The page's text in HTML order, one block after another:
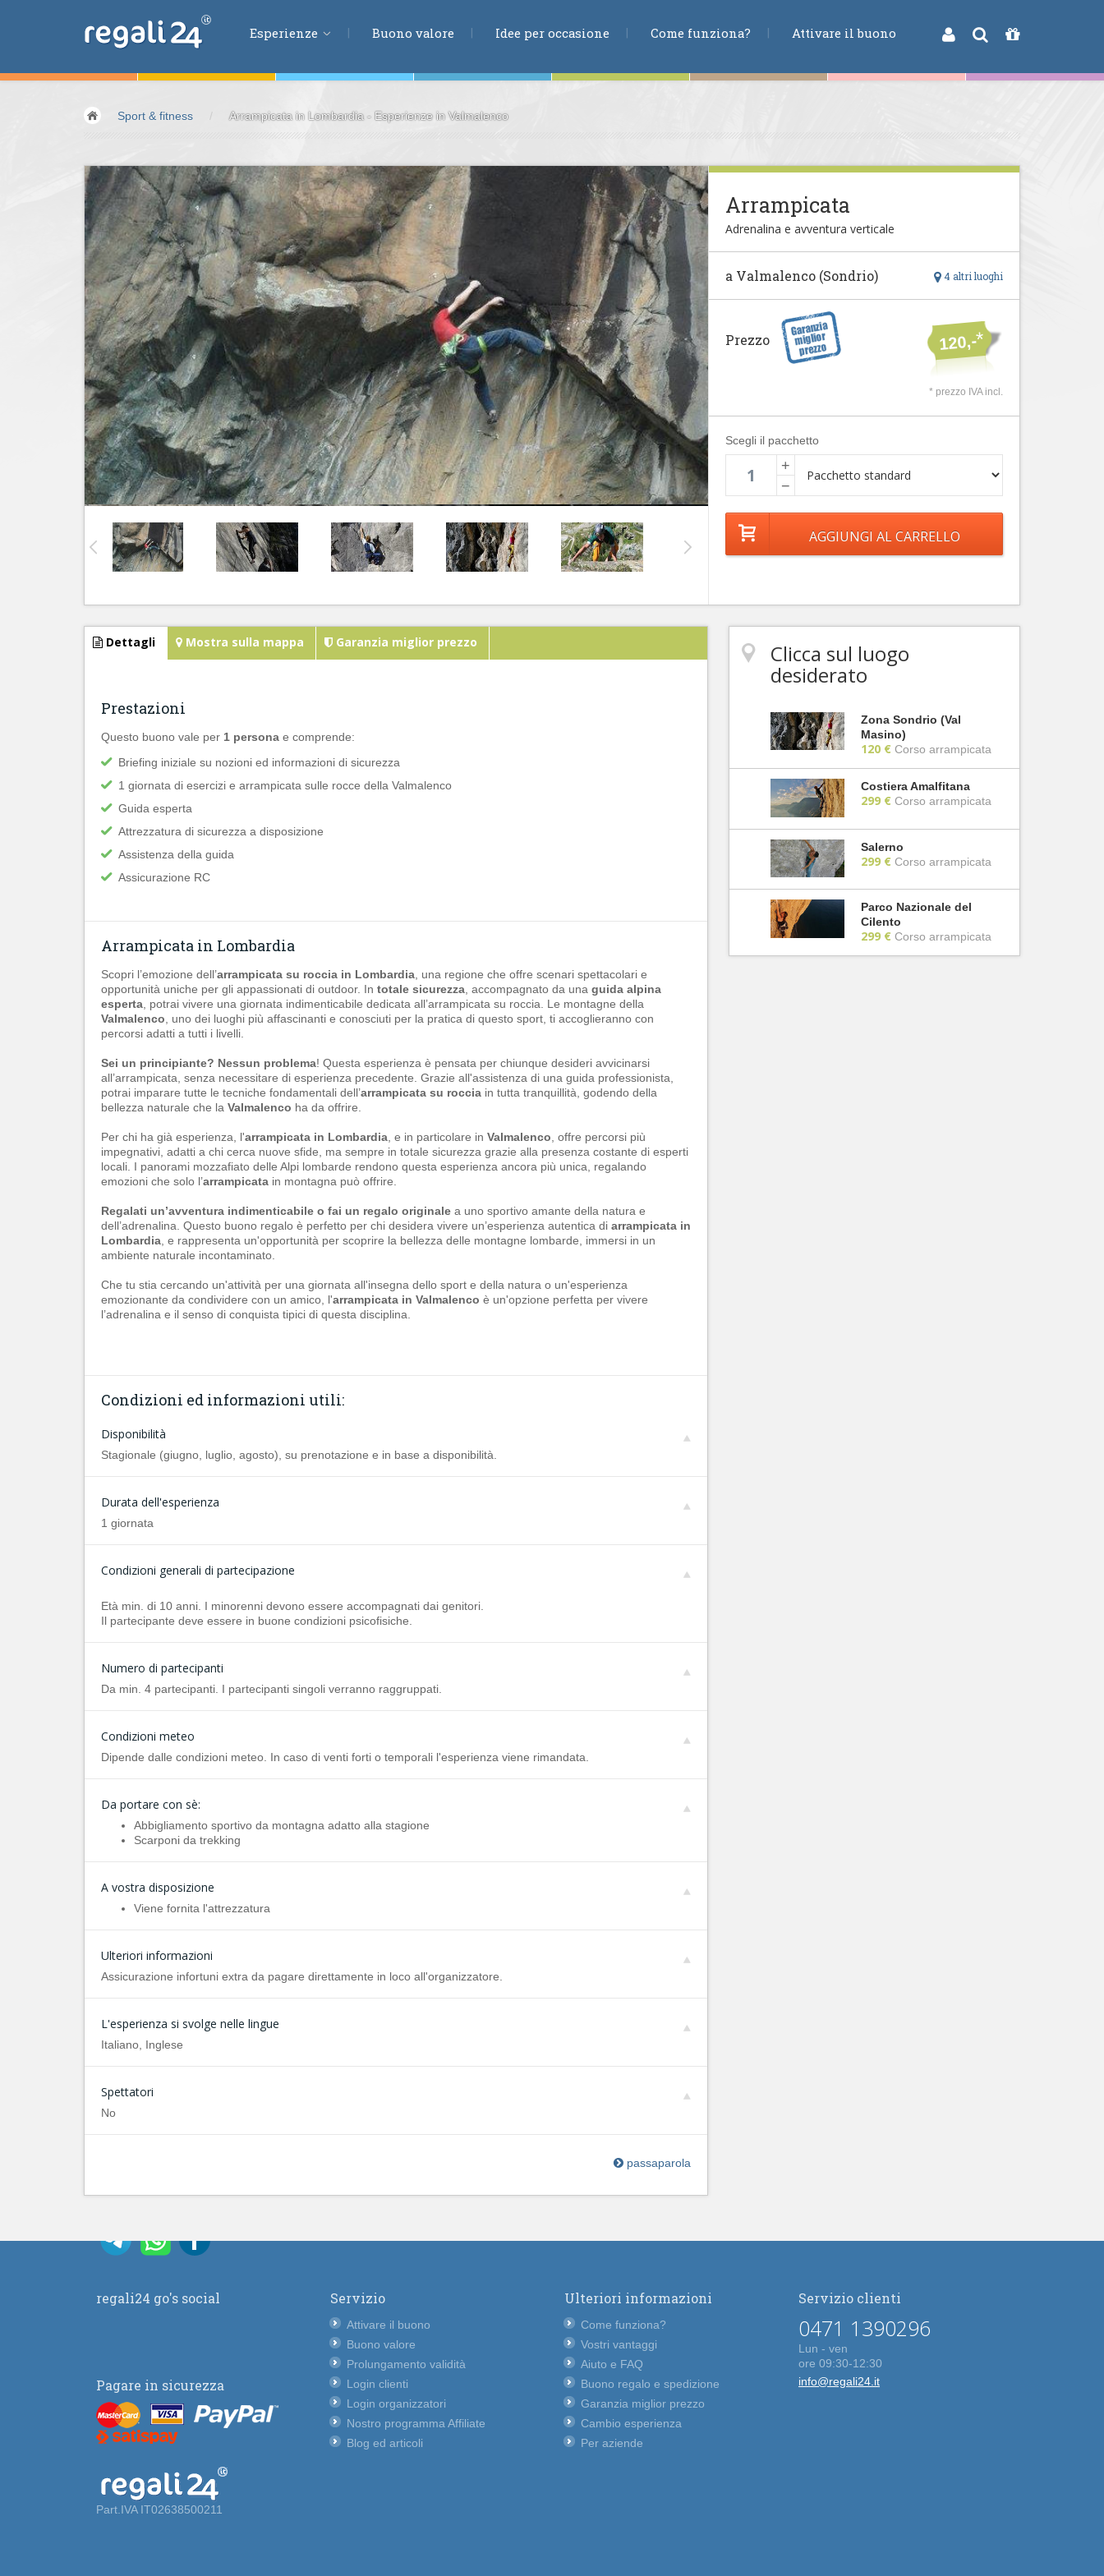
Esperienze
Volare &spazio
Avventura &azione
Sport &fitness
Mangiare &bere
Benessere &
salute
Acqua &vento
Lifestyle &fantasia
Kids &
Family
Pernottamenti
Buono valore Idee per occasione Come funziona? Attivare il buono
Sport & fitness / Arrampicata in Lombardia - Esperienze in Valmalenco
Arrampicata
Adrenalina e avventura verticale
4 altri luoghi
a Valmalenco (Sondrio)
120,-*
Prezzo
* prezzo IVA incl.
Scegli il pacchetto
+
−
Dettagli Mostra sulla mappa Garanzia miglior prezzo
Prestazioni
Questo buono vale per 1 persona e comprende:
Briefing iniziale su nozioni ed informazioni di sicurezza
1 giornata di esercizi e arrampicata sulle rocce della Valmalenco
Guida esperta
Attrezzatura di sicurezza a disposizione
Assistenza della guida
Assicurazione RC
Arrampicata in Lombardia
Scopri l’emozione dell’arrampicata su roccia in Lombardia , una regione che offre scenari spettacolari e
opportunità uniche per gli appassionati di outdoor. In totale sicurezza , accompagnato da una guida alpina
esperta , potrai vivere una giornata indimenticabile dedicata all’arrampicata su roccia. Le montagne della
Valmalenco , uno dei luoghi più affascinanti e conosciuti per la pratica di questo sport, ti accoglieranno con
percorsi adatti a tutti i livelli.
Sei un principiante? Nessun problema! Questa esperienza è pensata per chiunque desideri avvicinarsi
all’arrampicata, senza necessitare di esperienza precedente. Grazie all'assistenza di una guida professionista,
potrai imparare tutte le tecniche fondamentali dell’arrampicata su roccia in tutta tranquillità, godendo della
bellezza naturale che la Valmalenco ha da offrire.
Per chi ha già esperienza, l'arrampicata in Lombardia , e in particolare in Valmalenco , offre percorsi più
impegnativi, adatti a chi cerca nuove sfide, ma sempre in totale sicurezza grazie alla presenza costante di esperti
locali. I panorami mozzafiato delle Alpi lombarde rendono questa esperienza ancora più unica, regalando
emozioni che solo l’arrampicata in montagna può offrire.
Regalati un’avventura indimenticabile o fai un regalo originale a uno sportivo amante della natura e
dell’adrenalina. Questo buono regalo è perfetto per chi desidera vivere un’esperienza autentica di arrampicata in
Lombardia , e rappresenta un'opportunità per scoprire la bellezza delle montagne lombarde, immersi in un
ambiente naturale incontaminato.
Che tu stia cercando un'attività per una giornata all'insegna dello sport e della natura o un'esperienza
emozionante da condividere con un amico, l'arrampicata in Valmalenco è un'opzione perfetta per vivere
l’adrenalina e il senso di conquista tipici di questa disciplina.
Condizioni ed informazioni utili:
Disponibilità
Stagionale (giugno, luglio, agosto), su prenotazione e in base a disponibilità.
Durata dell'esperienza
1 giornata
Condizioni generali di partecipazione
Età min. di 10 anni. I minorenni devono essere accompagnati dai genitori.
Il partecipante deve essere in buone condizioni psicofisiche.
Numero di partecipanti
Da min. 4 partecipanti. I partecipanti singoli verranno raggruppati.
Condizioni meteo
Dipende dalle condizioni meteo. In caso di venti forti o temporali l'esperienza viene rimandata.
Da portare con sè:
Abbigliamento sportivo da montagna adatto alla stagione
Scarponi da trekking
A vostra disposizione
Viene fornita l'attrezzatura
Ulteriori informazioni
Assicurazione infortuni extra da pagare direttamente in loco all'organizzatore.
L'esperienza si svolge nelle lingue
Italiano, Inglese
Spettatori
No
passaparola
Clicca sul luogo
desiderato
Zona Sondrio (Val
Masino)
120 € Corso arrampicata
Costiera Amalfitana
299 € Corso arrampicata
Salerno
299 € Corso arrampicata
Parco Nazionale del
Cilento
299 € Corso arrampicata
regali24 go's social
Pagare in sicurezza
Part.IVA IT02638500211
Servizio
Attivare il buono
Buono valore
Prolungamento validità
Login clienti
Login organizzatori
Nostro programma Affiliate
Blog ed articoli
Ulteriori informazioni
Come funziona?
Vostri vantaggi
Aiuto e FAQ
Buono regalo e spedizione
Garanzia miglior prezzo
Cambio esperienza
Per aziende
Servizio clienti
0471 1390296
Lun - ven
ore 09:30-12:30
info@regali24.it